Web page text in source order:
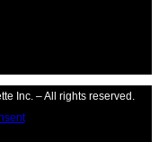
Inc. – All rights reserved.